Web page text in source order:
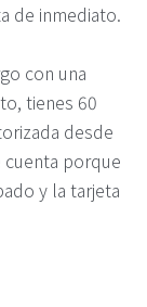
de inmediato.
con una
tienes 60
desde
porque
y la tarjeta